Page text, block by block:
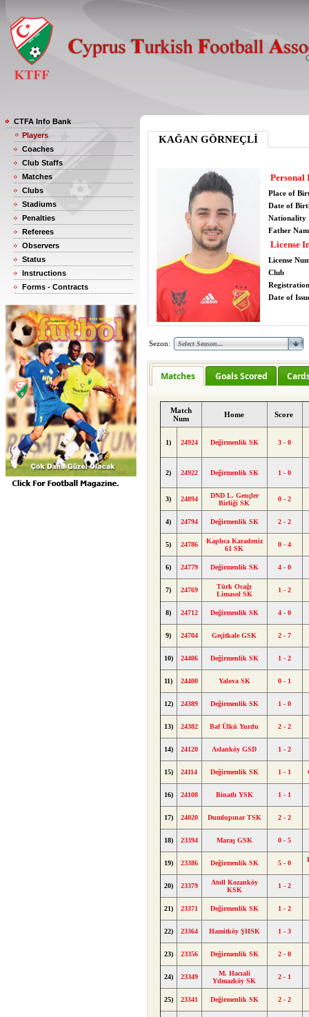
CTFA Info Bank
Players
Coaches
Club Staffs
Matches
Clubs
Stadiums
Penalties
Referees
Observers
Status
Instructions
Forms - Contracts
KAĞAN GÖRNEÇLİ
Personal
Place of
Date of
Nationality
Father
License
License
Club
Date of
Sezon:
Matches Goals Scored
Match
Num
Home Score
1) 24924 Değirmenlik SK 3 - 0
2) 24922 Değirmenlik SK 1 - 0
3) 24894
DND L. Gençler
Birliği SK
0 - 2
4) 24794 Değirmenlik SK 2 - 2
5) 24786
Kaplıca Karadeniz
61 SK
0 - 4
6) 24779 Değirmenlik SK 4 - 0
7) 24769
Türk Ocağı
Limasol SK
1 - 2
8) 24712 Değirmenlik SK 4 - 0
9) 24704 Geçitkale GSK 2 - 7
10) 24406 Değirmenlik SK 1 - 2
11) 24400 Yalova SK 0 - 1
12) 24389 Değirmenlik SK 1 - 0
13) 24382 Baf Ülkü Yurdu 2 - 2
14) 24120 Aslanköy GSD 1 - 2
15) 24114 Değirmenlik SK 1 - 1
16) 24108 Binatlı YSK 1 - 1
17) 24020 Dumlupınar TSK 2 - 2
18) 23394 Maraş GSK 0 - 5
19) 23386 Değirmenlik SK 5 - 0
20) 23379
Atoll Kozanköy
KSK
1 - 2
21) 23371 Değirmenlik SK 1 - 2
22) 23364 Hamitköy ŞHSK 1 - 3
23) 23356 Değirmenlik SK 2 - 0
24) 23349
M. Hacıali
Yılmazköy SK
2 - 1
25) 23341 Değirmenlik SK 2 - 2